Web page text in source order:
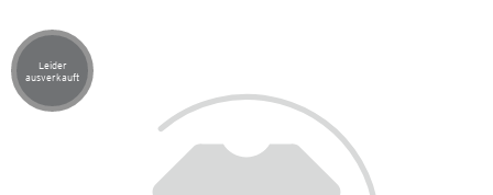
Artikel leider ausverkauft
Leider
ausverkauft